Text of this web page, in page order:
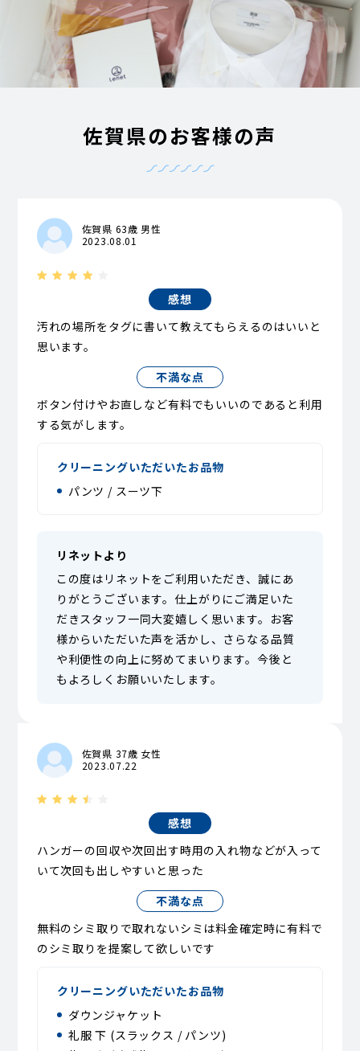
佐賀県のお客様の声
佐賀県 63歳 男性
2023.08.01
感想
汚れの場所をタグに書いて教えてもらえるのはいいと
思います。
不満な点
ボタン付けやお直しなど有料でもいいのであると利用
する気がします。
クリーニングいただいたお品物
パンツ / スーツ下
リネットより
この度はリネットをご利用いただき、誠にあ
りがとうございます。仕上がりにご満足いた
だきスタッフ一同大変嬉しく思います。お客
様からいただいた声を活かし、さらなる品質
や利便性の向上に努めてまいります。今後と
もよろしくお願いいたします。
佐賀県 37歳 女性
2023.07.22
感想
ハンガーの回収や次回出す時用の入れ物などが入って
いて次回も出しやすいと思った
不満な点
無料のシミ取りで取れないシミは料金確定時に有料で
のシミ取りを提案して欲しいです
クリーニングいただいたお品物
ダウンジャケット
礼服 下 (スラックス / パンツ)